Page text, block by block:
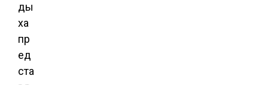
ды
ха
пр
ед
ста